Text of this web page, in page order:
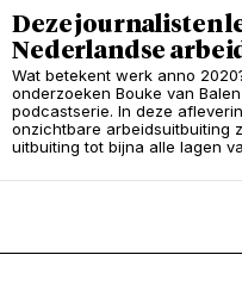
Deze journalisten
Nederlandse
Wat betekent werk anno
onderzoeken Bouke van
podcastserie. In deze
onzichtbare arbeidsuitbuiting
uitbuiting tot bijna alle lagen